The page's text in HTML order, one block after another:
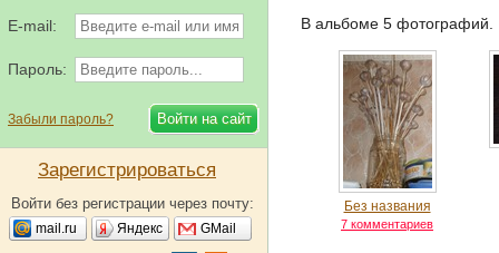
В альбоме 5 фотографий.
Без названия
7 комментариев
E-mail:
Пароль:
Забыли пароль?
Зарегистрироваться
Войти без регистрации через почту:
mail.ru Яндекс GMail